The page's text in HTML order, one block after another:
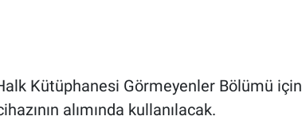
Kütüphanesi Görmeyenler Bölümü için
alımında kullanılacak.